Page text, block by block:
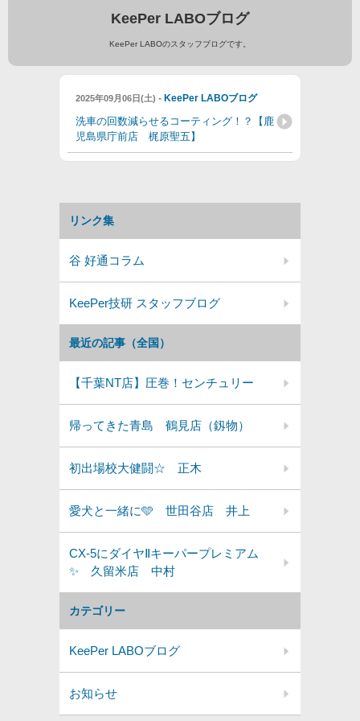
KeePer LABOブログ
KeePer LABOのスタッフブログです。
2025年09月06日(土) - KeePer LABOブログ
洗車の回数減らせるコーティング！？【鹿
児島県庁前店 梶原聖五】
カテゴリー
KeePer LABOブログ
お知らせ
最近の記事（全国）
【千葉NT店】圧巻！センチュリー
帰ってきた青島 鶴見店（釼物）
初出場校大健闘☆ 正木
愛犬と一緒に🩵 世田谷店 井上
CX-5にダイヤⅡキーパープレミアム
✨️ 久留米店 中村
リンク集
谷 好通コラム
KeePer技研 スタッフブログ